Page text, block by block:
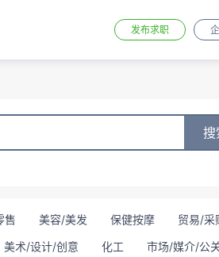
发布求职
搜
售 美容/美发 保健按摩
贸易/采
美术/设计/创意 化工
市场/媒介/公